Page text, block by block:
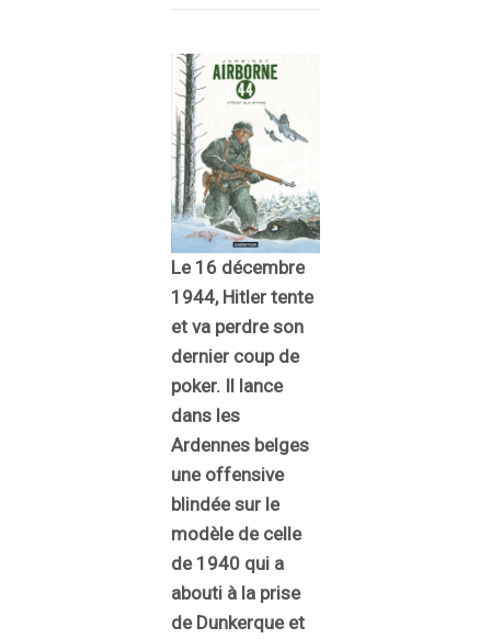
Le 16 décembre
1944, Hitler tente
et va perdre son
dernier coup de
poker. Il lance
dans les
Ardennes belges
une offensive
blindée sur le
modèle de celle
de 1940 qui a
abouti à la prise
de Dunkerque et